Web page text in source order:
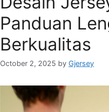
Panduan
Berkualitas
October 2, 2025 by Gjersey